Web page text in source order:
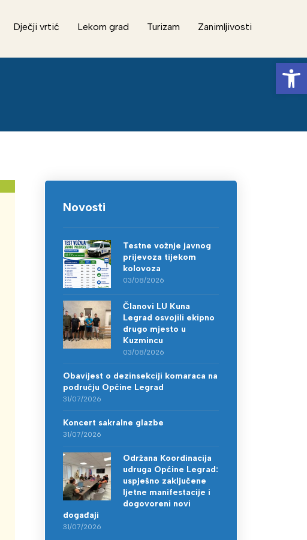
Dječji vrtić Lekom grad Turizam
Zanimljivosti
Novosti
Testne vožnje javnog
prijevoza tijekom
kolovoza
03/08/2026
Članovi LU Kuna
Legrad osvojili ekipno
drugo mjesto u
Kuzmincu
03/08/2026
Obavijest o dezinsekciji komaraca na
području Općine Legrad
31/07/2026
Koncert sakralne glazbe
31/07/2026
Održana Koordinacija
udruga Općine Legrad:
uspješno zaključene
ljetne manifestacije i
dogovoreni novi
događaji
31/07/2026